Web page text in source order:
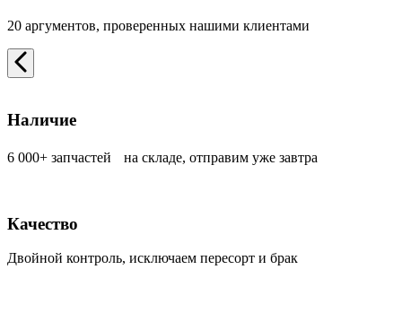
20 аргументов, проверенных нашими клиентами
Наличие
6 000+ запчастей на складе, отправим уже завтра
Качество
Двойной контроль, исключаем пересорт и брак